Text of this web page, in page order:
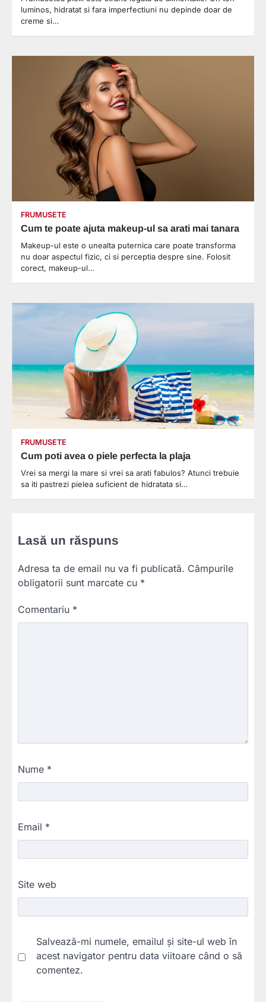
luminos, hidratat si fara imperfectiuni nu depinde doar de
creme si…
FRUMUSETE
Cum te poate ajuta makeup-ul sa arati mai tanara
Makeup-ul este o unealta puternica care poate transforma
nu doar aspectul fizic, ci si perceptia despre sine. Folosit
corect, makeup-ul…
FRUMUSETE
Cum poti avea o piele perfecta la plaja
Vrei sa mergi la mare si vrei sa arati fabulos? Atunci trebuie
sa iti pastrezi pielea suficient de hidratata si…
Lasă un răspuns
Adresa ta de email nu va fi publicată. Câmpurile
obligatorii sunt marcate cu *
Comentariu *
Nume *
Email *
Site web
Salvează-mi numele, emailul și site-ul web în
acest navigator pentru data viitoare când o să
comentez.